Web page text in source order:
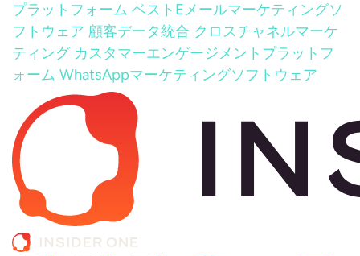
プラットフォーム ベストEメールマーケティングソ
フトウェア 顧客データ統合 クロスチャネルマーケ
ティング カスタマーエンゲージメントプラットフ
ォーム WhatsAppマーケティングソフトウェア